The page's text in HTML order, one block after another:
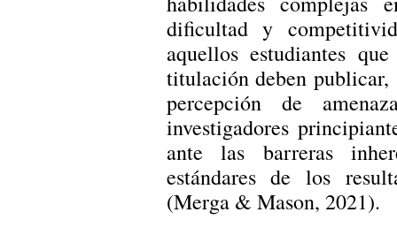
dificultad y
aquellos estudiantes
titulación deben
percepción de
investigadores
ante las barreras
estándares de los
(Merga & Mason, 2021).